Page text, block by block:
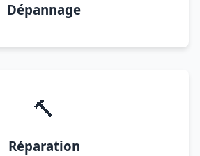
Dépannage
🔨
Réparation